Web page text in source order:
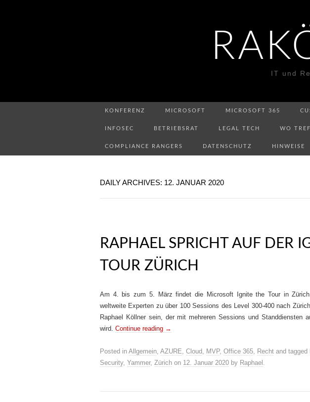
IT und
KONFERENZ MICROSOFT MICROSOFT 365
INFOSEC BETRIEBSRAT LEGAL TECH WO
COMPLIANCE RANGERS DATENSCHUTZ HINWEISE
DAILY ARCHIVES: 12. JANUAR 2020
RAPHAEL SPRICHT AUF DER
TOUR ZÜRICH
Am 4. bis zum 5. März findet die Microsoft Ignite the Tour in
weltweite Experten zu über 100 Sessions des Level 300-400 nach
Raphael Köllner sein, der mit mehreren Sessions und Standdiensten
wird. Continue reading →
Posted in Allgemein, AZURE, Cloud, MVP, Office 365, Recht and tagged
Security, Yammer, Zürich on 12. Januar 2020 by Raphael .